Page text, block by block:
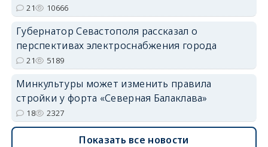
21 10666
Губернатор Севастополя рассказал о
перспективах электроснабжения города
21 5189
Минкультуры может изменить правила
стройки у форта «Северная Балаклава»
18 2327
Показать все новости